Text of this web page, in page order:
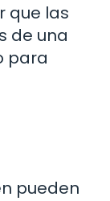
que las
de una
para
pueden